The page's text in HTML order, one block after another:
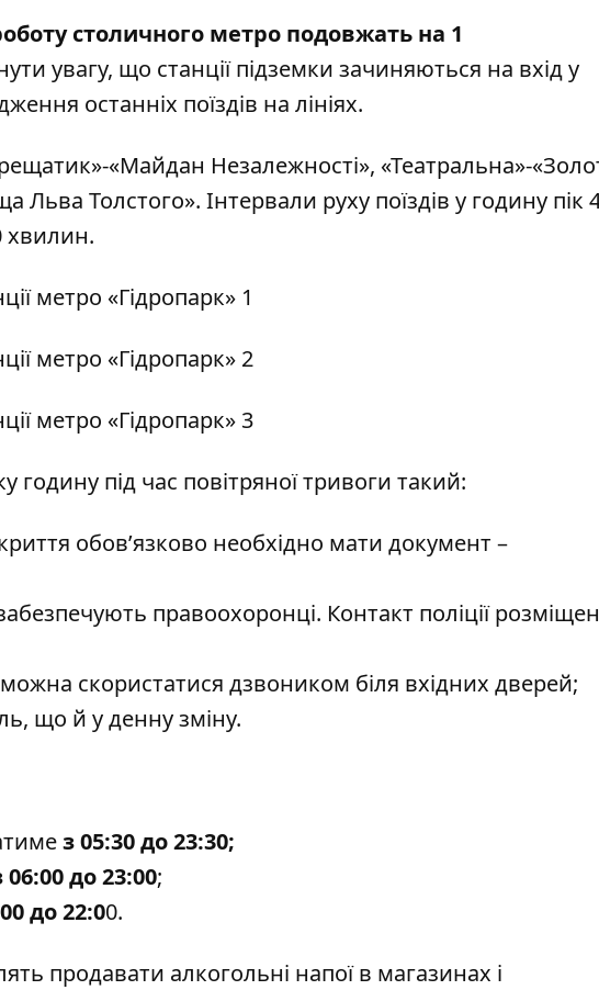
столичного метро подовжать на 1
увагу, що станції підземки зачиняються на вхід у
останніх поїздів на лініях.
«Майдан Незалежності», «Театральна»-
Льва Толстого». Інтервали руху поїздів у годину пік
хвилин.
годину під час повітряної тривоги такий:
обов’язково необхідно мати документ –
правоохоронці. Контакт поліції
скористатися дзвоником біля вхідних дверей;
що й у денну зміну.
з 05:30 до 23:30;
06:00 до 23:00;
до 22:00.
продавати алкогольні напої в магазинах і